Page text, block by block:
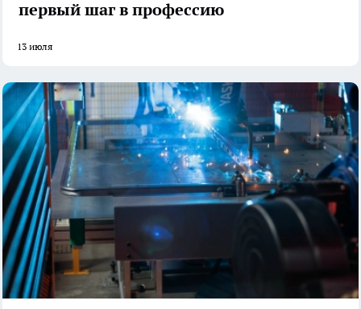
первый шаг в профессию
13 июля